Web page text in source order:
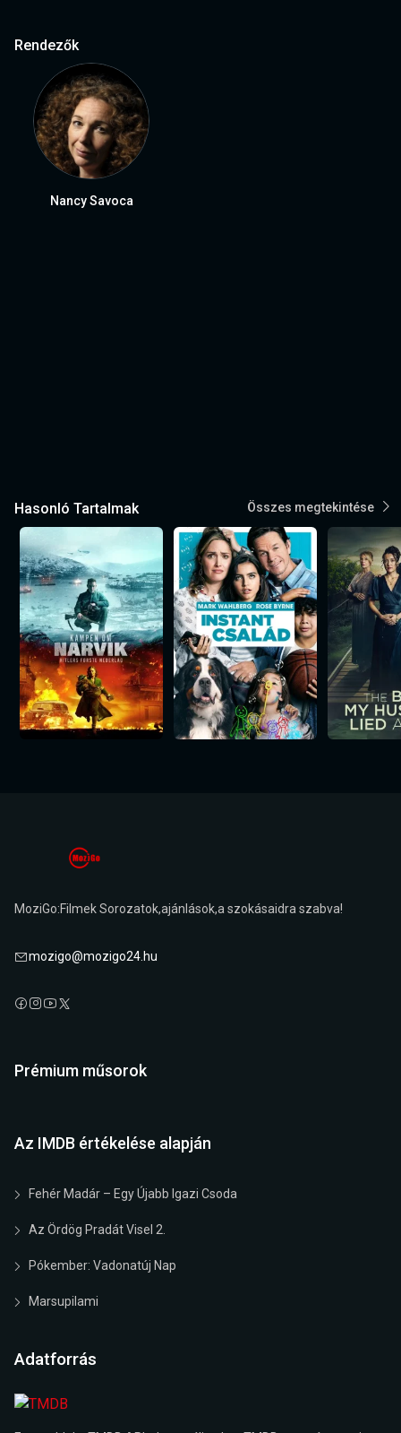
Rendezők
Nancy Savoca
Hasonló Tartalmak Összes megtekintése
MoziGo:Filmek Sorozatok,ajánlások,a szokásaidra szabva!
mozigo@mozigo24.hu
Prémium műsorok
Az IMDB értékelése alapján
Fehér Madár – Egy Újabb Igazi Csoda
Az Ördög Pradát Visel 2.
Pókember: Vadonatúj Nap
Marsupilami
Adatforrás